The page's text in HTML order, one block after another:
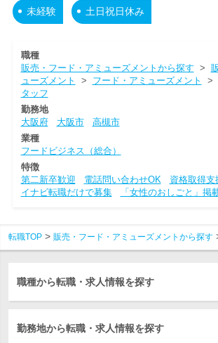
未経験 土日祝日休み
職種
販売・フード・アミューズメントから探す >
ューズメント
> フード・アミューズメント >
タッフ
勤務地
大阪府
大阪市
高槻市
業種
フードビジネス（総合）
特徴
第二新卒歓迎
電話問い合わせOK 資格取得支
イナビ転職だけで募集
「女性のおしごと」掲
転職TOP 販売・フード・アミューズメントから探す
職種から転職・求人情報を探す
勤務地から転職・求人情報を探す